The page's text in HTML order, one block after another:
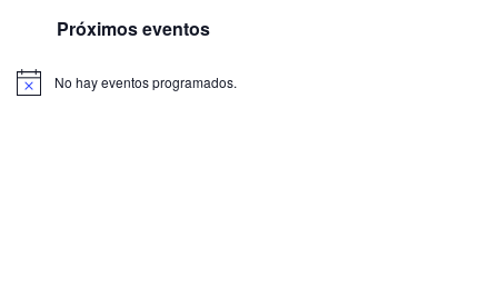
Próximos eventos
No hay eventos programados.